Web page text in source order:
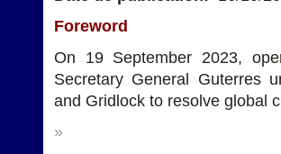
Foreword
On 19 September 2023,
Secretary General Guterres
and Gridlock to resolve global
»